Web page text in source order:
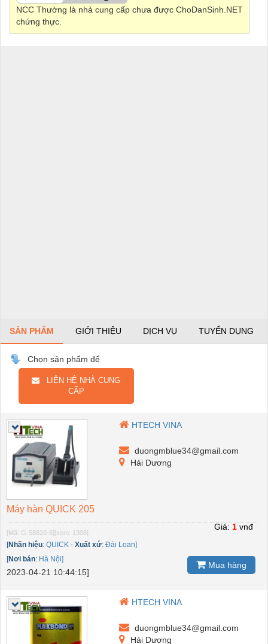
NCC Thường là nhà cung cấp chưa được ChoDanSinh.NET
chứng thực.
SẢN PHẨM GIỚI THIỆU DỊCH VỤ TUYỂN DỤNG
Chọn sản phẩm để
LIÊN HỆ NHÀ CUNG
CẤP
HTECH VINA
duongmblue34@gmail.com
Hải Dương
Máy hàn QUICK 205
[Mã: G-58820-6][xem: 1306]
[Nhãn hiệu: QUICK - Xuất xứ: Đài Loan]
[Nơi bán: Hà Nội]
2023-04-21 10:44:15]
Giá: 1 vnđ
Mua hàng
HTECH VINA
duongmblue34@gmail.com
Hải Dương